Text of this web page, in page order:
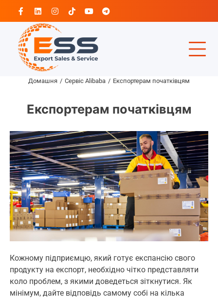
Перейти
Facebook
LinkedinInstagram
TiktokYoutubeTelegram
Домашня Сервіс Alibaba Експортерам початківцям
Експортерам початківцям
Кожному підприємцю, який готує експансію свого
продукту на експорт, необхідно чітко представляти
коло проблем, з якими доведеться зіткнутися. Як
мінімум, дайте відповідь самому собі на кілька